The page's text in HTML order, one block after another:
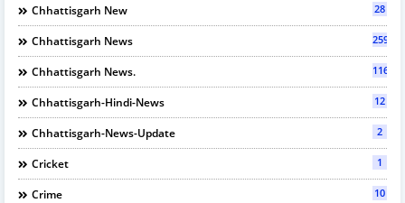
Chhattisgarh New 28
Chhattisgarh News 2597
Chhattisgarh News. 116
Chhattisgarh-Hindi-News 12
Chhattisgarh-News-Update 2
Cricket 1
Crime 10